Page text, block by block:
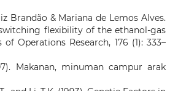
Brandão & Mariana de Lemos Alves.
flexibility of the ethanol-gas
Operations Research, 176 (1): 333–
Makanan, minuman campur arak